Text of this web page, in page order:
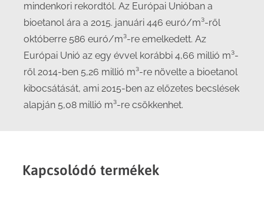
mindenkori rekordtól. Az Európai Unióban a
bioetanol ára a 2015. januári 446 euró/m³-ről
októberre 586 euró/m³-re emelkedett. Az
Európai Unió az egy évvel korábbi 4,66 millió m³-
ről 2014-ben 5,26 millió m³-re növelte a bioetanol
kibocsátását, ami 2015-ben az előzetes becslések
alapján 5,08 millió m³-re csökkenhet.
Kapcsolódó termékek